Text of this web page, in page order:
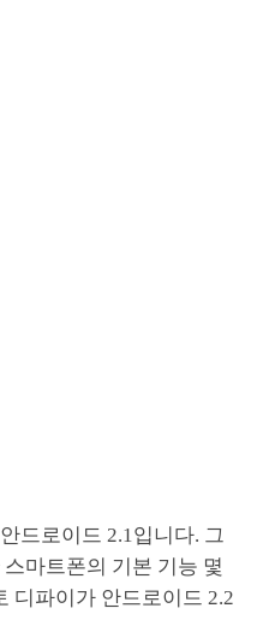
드로이드 2.1입니다. 그
마트폰의 기본 기능 몇
디파이가 안드로이드 2.2